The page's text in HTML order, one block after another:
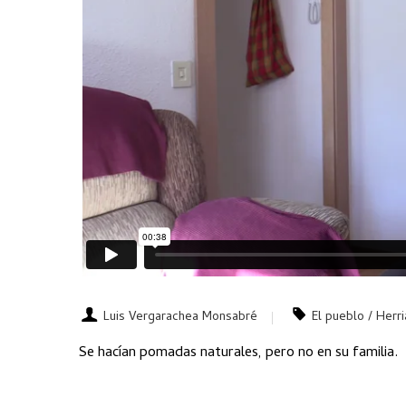
Luis Vergarachea Monsabré El pueblo /
Se hacían pomadas naturales, pero no en su familia.